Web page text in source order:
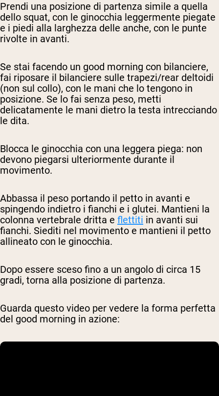
Prendi una posizione di partenza simile a quella
dello squat, con le ginocchia leggermente piegate
e i piedi alla larghezza delle anche, con le punte
rivolte in avanti.
Se stai facendo un good morning con bilanciere,
fai riposare il bilanciere sulle trapezi/rear deltoidi
(non sul collo), con le mani che lo tengono in
posizione. Se lo fai senza peso, metti
delicatamente le mani dietro la testa intrecciando
le dita.
Blocca le ginocchia con una leggera piega: non
devono piegarsi ulteriormente durante il
movimento.
Abbassa il peso portando il petto in avanti e
spingendo indietro i fianchi e i glutei. Mantieni la
colonna vertebrale dritta e flettiti in avanti sui
fianchi. Siediti nel movimento e mantieni il petto
allineato con le ginocchia.
Dopo essere sceso fino a un angolo di circa 15
gradi, torna alla posizione di partenza.
Guarda questo video per vedere la forma perfetta
del good morning in azione: